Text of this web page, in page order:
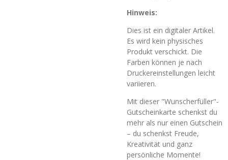
Hinweis:
Dies ist ein digitaler Artikel.
Es wird kein physisches
Produkt verschickt. Die
Farben können je nach
Druckereinstellungen leicht
variieren.
Mit dieser "Wunscherfüller"-
Gutscheinkarte schenkst du
mehr als nur einen Gutschein
– du schenkst Freude,
Kreativität und ganz
persönliche Momente!